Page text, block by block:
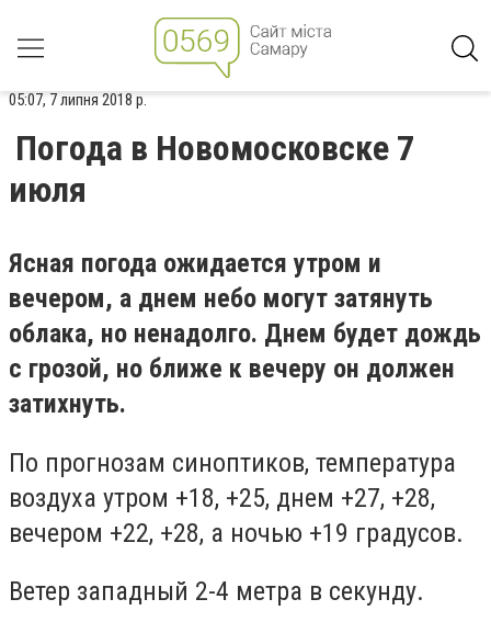
05:07, 7 липня 2018 р.
Погода в Новомосковске 7
июля
Ясная погода ожидается утром и
вечером, а днем небо могут затянуть
облака, но ненадолго. Днем будет дождь
c грозой, но ближе к вечеру он должен
затихнуть.
По прогнозам синоптиков, температура
воздуха утром +18, +25, днем +27, +28,
вечером +22, +28, а ночью +19 градусов.
Ветер западный 2-4 метра в секунду.